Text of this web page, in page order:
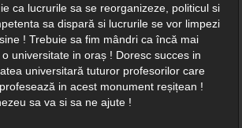
ca lucrurile sa se reorganizeze, politicul si
sa dispară si lucrurile se vor limpezi
! Trebuie sa fim mândri ca încă mai
universitate in oraș ! Doresc succes in
universitară tuturor profesorilor care
in acest monument reșițean !
sa va si sa ne ajute !